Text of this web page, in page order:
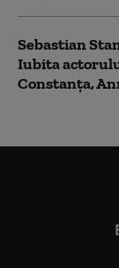
Sebastian
Iubita
Constanța,